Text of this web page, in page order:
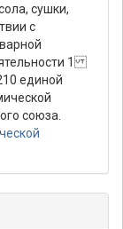
сушки,
с
1
единой
союза.